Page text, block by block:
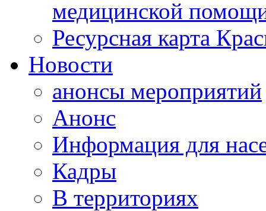
медицинской
Ресурсная карта
Новости
анонсы мероприятий
Анонс
Информация для
Кадры
В территориях